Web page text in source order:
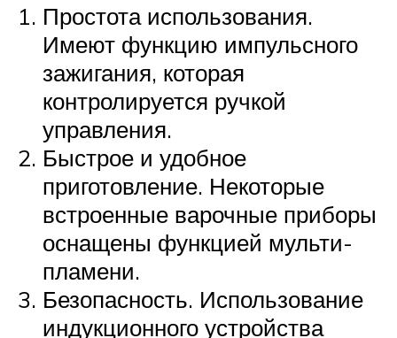
Простота использования.
Имеют функцию импульсного
зажигания, которая
контролируется ручкой
управления.
Быстрое и удобное
приготовление. Некоторые
встроенные варочные приборы
оснащены функцией мульти-
пламени.
Безопасность. Использование
индукционного устройства